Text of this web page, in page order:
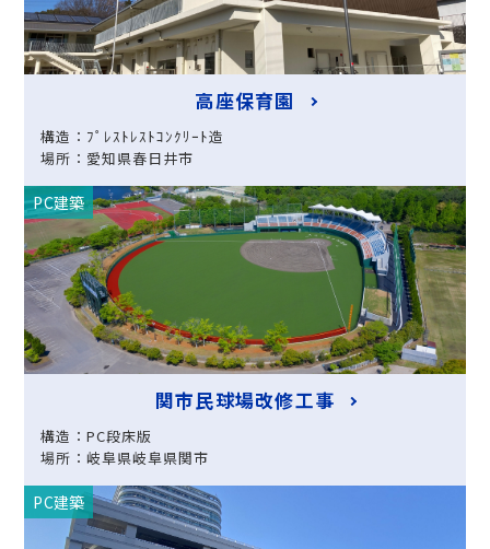
高座保育園
構造：ﾌﾟﾚｽﾄﾚｽﾄｺﾝｸﾘｰﾄ造
場所：愛知県春日井市
PC建築
関市民球場改修工事
構造：PC段床版
場所：岐阜県岐阜県関市
PC建築